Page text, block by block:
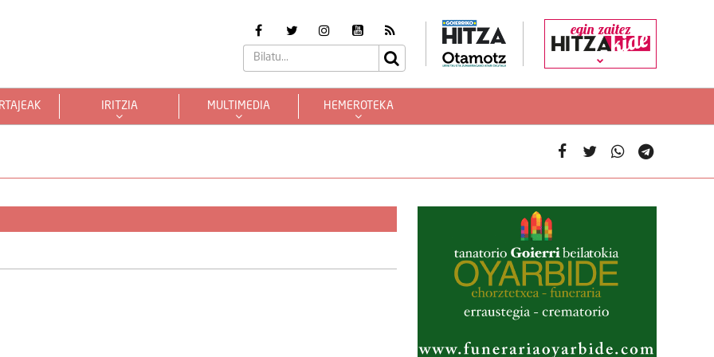
egin zaitez
IRITZIA MULTIMEDIA HEMEROTEKA